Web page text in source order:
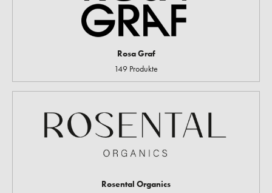
Rosa Graf
149 Produkte
Rosental Organics